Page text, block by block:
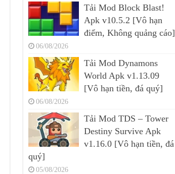
Tải Mod Block Blast!
Apk v10.5.2 [Vô hạn
điểm, Không quảng cáo]
06/08/2026
Tải Mod Dynamons
World Apk v1.13.09
[Vô hạn tiền, đá quý]
06/08/2026
Tải Mod TDS – Tower
Destiny Survive Apk
v1.16.0 [Vô hạn tiền, đá
quý]
05/08/2026